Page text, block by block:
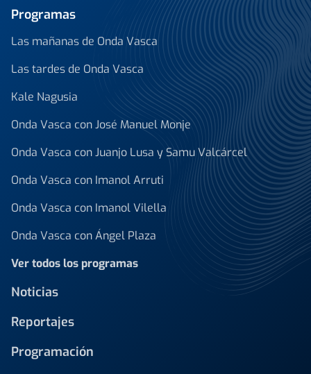
Programas
Las mañanas de Onda Vasca
Las tardes de Onda Vasca
Kale Nagusia
Onda Vasca con José Manuel Monje
Onda Vasca con Juanjo Lusa y Samu Valcárcel
Onda Vasca con Imanol Arruti
Onda Vasca con Imanol Vilella
Onda Vasca con Ángel Plaza
Ver todos los programas
Noticias
Reportajes
Programación